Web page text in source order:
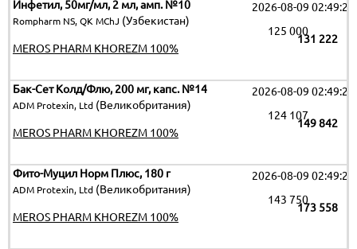
Инфетил, 50мг/мл, 2 мл, амп. №10
Rompharm NS, QK MChJ (Узбекистан)
2026-08-09 02:49:25
131 222
125 000
MEROS PHARM KHOREZM 100%
Бак-Сет Колд/Флю, 200 мг, капс. №14
ADM Protexin, Ltd (Великобритания)
2026-08-09 02:49:25
149 842
124 107
MEROS PHARM KHOREZM 100%
Фито-Муцил Норм Плюс, 180 г
ADM Protexin, Ltd (Великобритания)
2026-08-09 02:49:25
173 558
143 750
MEROS PHARM KHOREZM 100%